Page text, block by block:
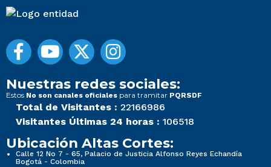
Nuestras redes sociales:
Estos No son canales oficiales para tramitar PQRSDF
Total de Visitantes : 22166986
Visitantes Últimas 24 horas : 106518
Ubicación Altas Cortes:
Calle 12 No 7 - 65, Palacio de Justicia Alfonso Reyes Echandía
Bogotá - Colombia